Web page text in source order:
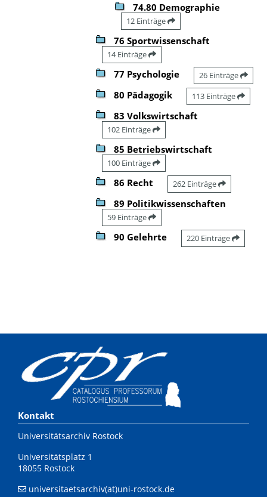
74.80 Demographie
12 Einträge
76 Sportwissenschaft
14 Einträge
77 Psychologie 26 Einträge
80 Pädagogik 113 Einträge
83 Volkswirtschaft
102 Einträge
85 Betriebswirtschaft
100 Einträge
86 Recht 262 Einträge
89 Politikwissenschaften
59 Einträge
90 Gelehrte 220 Einträge
Kontakt
Universitätsarchiv Rostock
Universitätsplatz 1
18055 Rostock
universitaetsarchiv(at)uni-rostock.de